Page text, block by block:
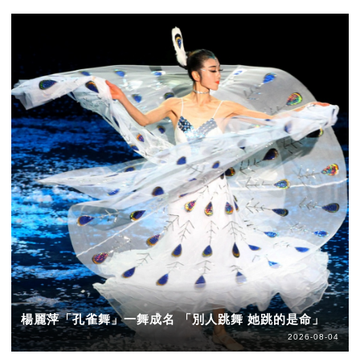
楊麗萍「孔雀舞」一舞成名 「別人跳舞 她跳的是命」
2026-08-04